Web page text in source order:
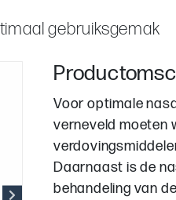
gebruiksgemak
Voor optimale
verneveld moeten
Daarnaast is de
behandeling van